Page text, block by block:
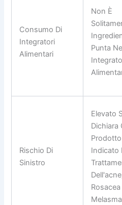
Consumo Di
Integratori
Alimentari
Non È
Punta
Rischio Di
Sinistro
Elevato
Dichiara
Prodotto
Indicato
Melasma